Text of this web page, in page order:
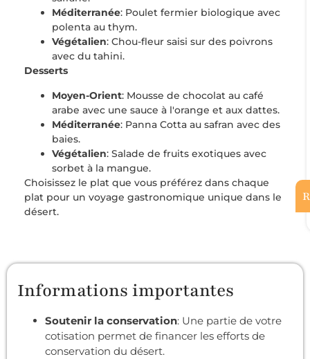
Méditerranée: Poulet fermier biologique avec
polenta au thym.
Végétalien: Chou-fleur saisi sur des poivrons
avec du tahini.
Desserts
Moyen-Orient: Mousse de chocolat au café
arabe avec une sauce à l'orange et aux dattes.
Méditerranée: Panna Cotta au safran avec des
baies.
Végétalien: Salade de fruits exotiques avec
sorbet à la mangue.
Choisissez le plat que vous préférez dans chaque
plat pour un voyage gastronomique unique dans le
désert.
Informations importantes
Soutenir la conservation: Une partie de votre
cotisation permet de financer les efforts de
conservation du désert.